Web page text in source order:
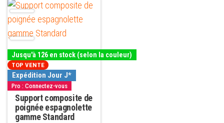
Jusqu'à 126 en stock (selon la couleur)
TOP VENTE
Expédition Jour J*
Pro : Connectez-vous
Support composite de
poignée espagnolette
gamme Standard
Ce
produit
a
plusieurs
variations.
Les
options
peuvent
être